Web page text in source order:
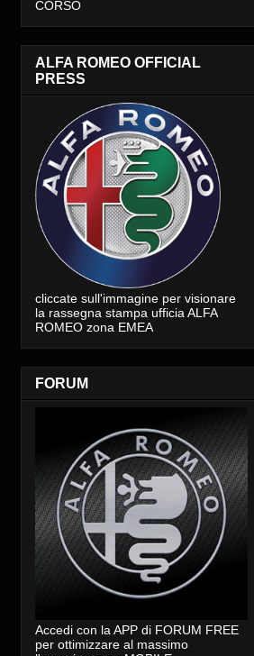
CORSO
ALFA ROMEO OFFICIAL
PRESS
cliccate sull'immagine per visionare
la rassegna stampa ufficia ALFA
ROMEO zona EMEA
FORUM
Accedi con la APP di FORUM FREE
per ottimizzare al massimo